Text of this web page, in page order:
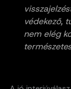
védekező,
nem elég